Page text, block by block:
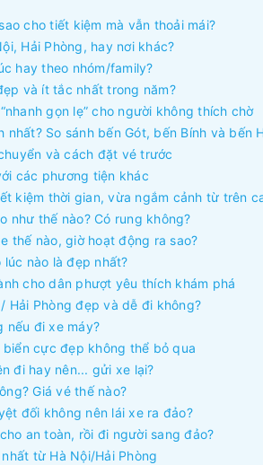
cho tiết kiệm mà vẫn thoải mái?
Hải Phòng, hay nơi khác?
hay theo nhóm/family?
và ít tắc nhất trong năm?
gọn lẹ” cho người không thích chờ
nhất? So sánh bến Gót, bến Bính và bến
và cách đặt vé trước
các phương tiện khác
kiệm thời gian, vừa ngắm cảnh từ trên
như thế nào? Có rung không?
thế nào, giờ hoạt động ra sao?
nào là đẹp nhất?
cho dân phượt yêu thích khám phá
Hải Phòng đẹp và dễ đi không?
nếu đi xe máy?
cực đẹp không thể bỏ qua
đi hay nên... gửi xe lại?
Giá vé thế nào?
đối không nên lái xe ra đảo?
an toàn, rồi đi người sang đảo?
từ Hà Nội/Hải Phòng